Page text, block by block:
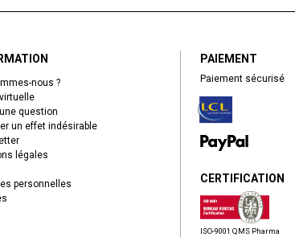
nous ?
question
un effet indésirable
légales
personnelles
PAIEMENT
Paiement sécurisé
CERTIFICATION
ISO-9001 QMS Pharma